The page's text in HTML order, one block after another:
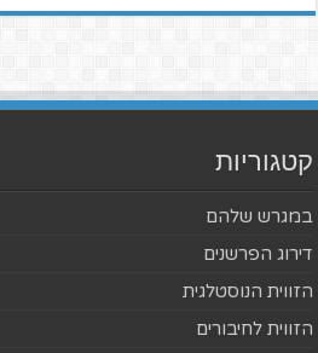
קטגוריות
במגרש שלהם
דירוג הפרשנים
הזווית הנוסטלגית
הזווית לחיבורים